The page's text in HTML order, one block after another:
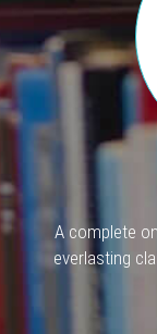
A complete
everlasting